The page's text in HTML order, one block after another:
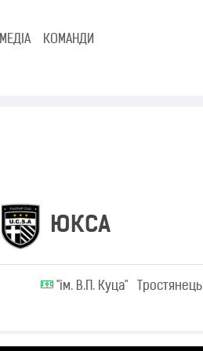
МЕДІА КОМАНДИ
ЮКСА
"ім. В.П. Куца" Тростянець